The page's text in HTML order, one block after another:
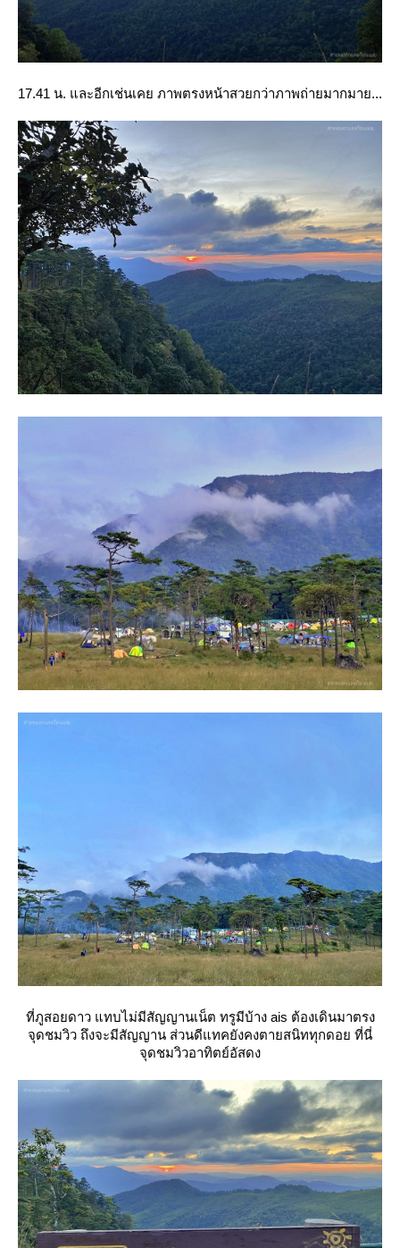
17.41 น. และอีกเช่นเคย ภาพตรงหน้าสวยกว่าภาพถ่ายมากมาย...
ที่ภูสอยดาว แทบไม่มีสัญญานเน็ต ทรูมีบ้าง ais ต้องเดินมาตรง
จุดชมวิว ถึงจะมีสัญญาน ส่วนดีแทคยังคงตายสนิททุกดอย ที่นี่
จุดชมวิวอาทิตย์อัสดง